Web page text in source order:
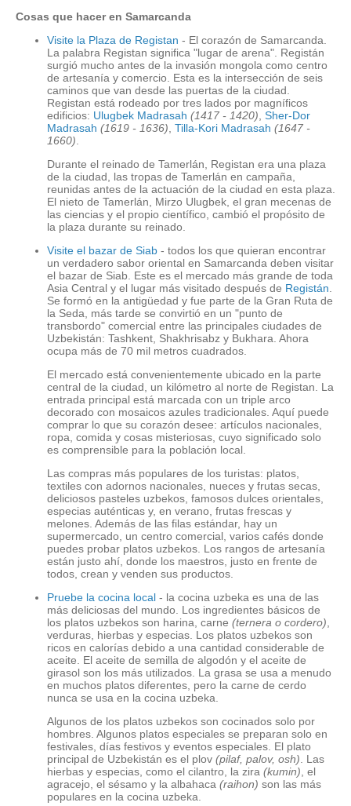
Cosas que hacer en Samarcanda
Visite la Plaza de Registan - El corazón de Samarcanda.
La palabra Registan significa "lugar de arena". Registán
surgió mucho antes de la invasión mongola como centro
de artesanía y comercio. Esta es la intersección de seis
caminos que van desde las puertas de la ciudad.
Registan está rodeado por tres lados por magníficos
edificios: Ulugbek Madrasah (1417 - 1420) Sher-Dor
Madrasah (1619 - 1636) Tilla-Kori Madrasah (1647 -
1660)
Durante el reinado de Tamerlán, Registan era una plaza
de la ciudad, las tropas de Tamerlán en campaña,
reunidas antes de la actuación de la ciudad en esta plaza.
El nieto de Tamerlán, Mirzo Ulugbek, el gran mecenas de
las ciencias y el propio científico, cambió el propósito de
la plaza durante su reinado.
Visite el bazar de Siab - todos los que quieran encontrar
un verdadero sabor oriental en Samarcanda deben visitar
el bazar de Siab. Este es el mercado más grande de toda
Asia Central y el lugar más visitado después de Registán
Se formó en la antigüedad y fue parte de la Gran Ruta de
la Seda, más tarde se convirtió en un "punto de
transbordo" comercial entre las principales ciudades de
Uzbekistán: Tashkent, Shakhrisabz y Bukhara. Ahora
ocupa más de 70 mil metros cuadrados.
El mercado está convenientemente ubicado en la parte
central de la ciudad, un kilómetro al norte de Registan. La
entrada principal está marcada con un triple arco
decorado con mosaicos azules tradicionales. Aquí puede
comprar lo que su corazón desee: artículos nacionales,
ropa, comida y cosas misteriosas, cuyo significado solo
es comprensible para la población local.
Las compras más populares de los turistas: platos,
textiles con adornos nacionales, nueces y frutas secas,
deliciosos pasteles uzbekos, famosos dulces orientales,
especias auténticas y, en verano, frutas frescas y
melones. Además de las filas estándar, hay un
supermercado, un centro comercial, varios cafés donde
puedes probar platos uzbekos. Los rangos de artesanía
están justo ahí, donde los maestros, justo en frente de
todos, crean y venden sus productos.
Pruebe la cocina local - la cocina uzbeka es una de las
más deliciosas del mundo. Los ingredientes básicos de
los platos uzbekos son harina, carne (ternera o cordero)
verduras, hierbas y especias. Los platos uzbekos son
ricos en calorías debido a una cantidad considerable de
aceite. El aceite de semilla de algodón y el aceite de
girasol son los más utilizados. La grasa se usa a menudo
en muchos platos diferentes, pero la carne de cerdo
nunca se usa en la cocina uzbeka.
Algunos de los platos uzbekos son cocinados solo por
hombres. Algunos platos especiales se preparan solo en
festivales, días festivos y eventos especiales. El plato
principal de Uzbekistán es el plov (pilaf, palov, osh) . Las
hierbas y especias, como el cilantro, la zira (kumin) , el
agracejo, el sésamo y la albahaca (raihon) son las más
populares en la cocina uzbeka.